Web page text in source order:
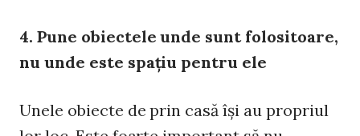
4. Pune obiectele unde sunt folositoare,
nu unde este spaţiu pentru ele
Unele obiecte de prin casă îşi au propriul